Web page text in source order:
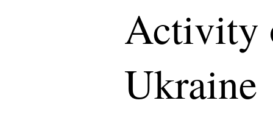
Activity
Ukraine